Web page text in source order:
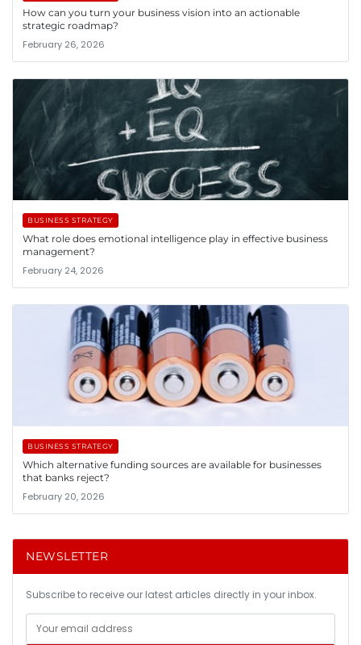
How can you turn your business vision into an actionable
strategic roadmap?
February 26, 2026
BUSINESS STRATEGY
What role does emotional intelligence play in effective business
management?
February 24, 2026
BUSINESS STRATEGY
Which alternative funding sources are available for businesses
that banks reject?
February 20, 2026
NEWSLETTER
Subscribe to receive our latest articles directly in your inbox.